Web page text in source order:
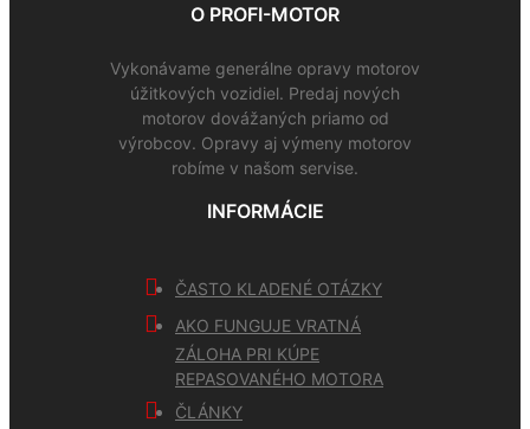
O PROFI-MOTOR
Vykonávame generálne opravy motorov
úžitkových vozidiel. Predaj nových
motorov dovážaných priamo od
výrobcov. Opravy aj výmeny motorov
robíme v našom servise.
INFORMÁCIE
ČASTO KLADENÉ OTÁZKY
AKO FUNGUJE VRATNÁ
ZÁLOHA PRI KÚPE
REPASOVANÉHO MOTORA
ČLÁNKY